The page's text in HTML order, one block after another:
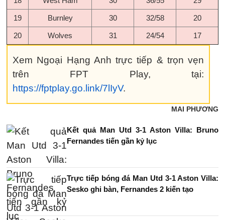
19 Burnley 30 32/58 20
20 Wolves 31 24/54 17
Xem Ngoại Hạng Anh trực tiếp & trọn vẹn
trên FPT Play, tại:
https://fptplay.go.link/7lIyV.
MAI PHƯƠNG
Kết quả Man Utd 3-1 Aston Villa: Bruno
Fernandes tiến gần kỷ lục
Trực tiếp bóng đá Man Utd 3-1 Aston Villa:
Sesko ghi bàn, Fernandes 2 kiến tạo